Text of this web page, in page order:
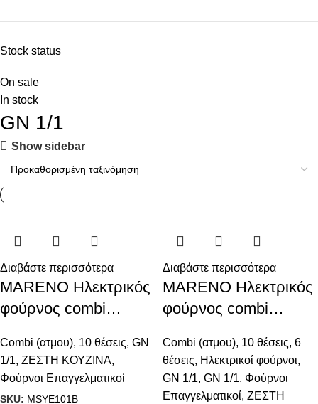
Stock status
On sale
In stock
GN 1/1
Show sidebar
Διαβάστε περισσότερα
MARENO Ηλεκτρικός
φούρνος combi
GN 1/1 με οθόνη αφής
και αυτόματο
σύστημα
Combi (ατμου), 10 θέσεις, GN
1/1, ΖΕΣΤΗ ΚΟΥΖΙΝΑ,
Φούρνοι Επαγγελματικοί
SKU: MSYE101B
Διαβάστε περισσότερα
MARENO Ηλεκτρικός
φούρνος combi
1/1 + 10 x GN 1/1 με
οθόνη αφής και
αυτόματο σύστημα
Combi (ατμου), 10 θέσεις, 6
θέσεις, Ηλεκτρικοί φούρνοι,
GN 1/1, GN 1/1, Φούρνοι
Επαγγελματικοί, ΖΕΣΤΗ